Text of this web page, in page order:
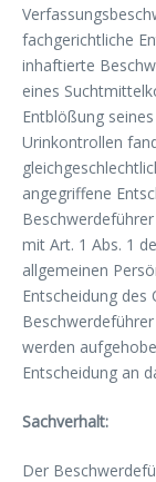
fachgerichtliche
inhaftierte
eines
Entblößung
Urinkontrollen
angegriffene
mit Art. 1 Abs. 1
allgemeinen
Entscheidung des
Beschwerdeführer
werden
Entscheidung an
Sachverhalt:
Der